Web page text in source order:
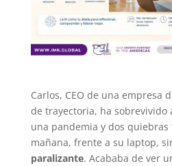
Carlos, CEO de una empresa
de trayectoria, ha sobrevivido
una pandemia y dos quiebras
mañana, frente a su laptop,
paralizante. Acababa de ver